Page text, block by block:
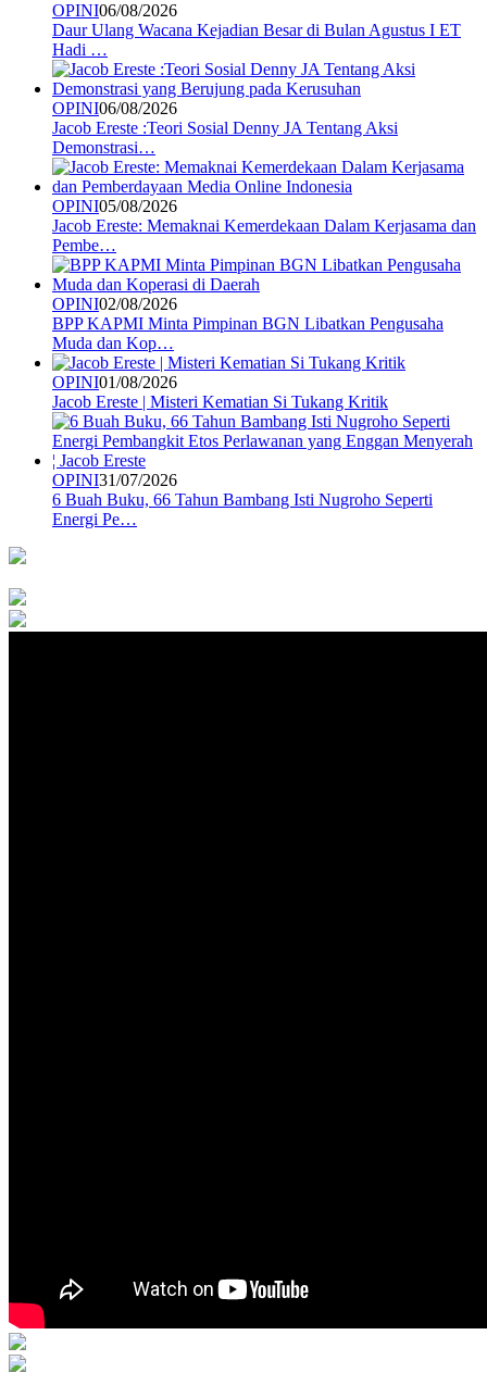
OPINI06/08/2026
Daur Ulang Wacana Kejadian Besar di Bulan Agustus I ET
Hadi …
OPINI06/08/2026
Jacob Ereste :Teori Sosial Denny JA Tentang Aksi
Demonstrasi…
OPINI05/08/2026
Jacob Ereste: Memaknai Kemerdekaan Dalam Kerjasama dan
Pembe…
OPINI02/08/2026
BPP KAPMI Minta Pimpinan BGN Libatkan Pengusaha
Muda dan Kop…
OPINI01/08/2026
Jacob Ereste | Misteri Kematian Si Tukang Kritik
OPINI31/07/2026
6 Buah Buku, 66 Tahun Bambang Isti Nugroho Seperti
Energi Pe…